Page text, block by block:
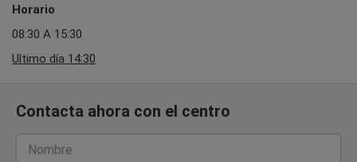
Horario
08:30 A 15:30
Ultimo día 14:30
Contacta ahora con el centro
Nombre